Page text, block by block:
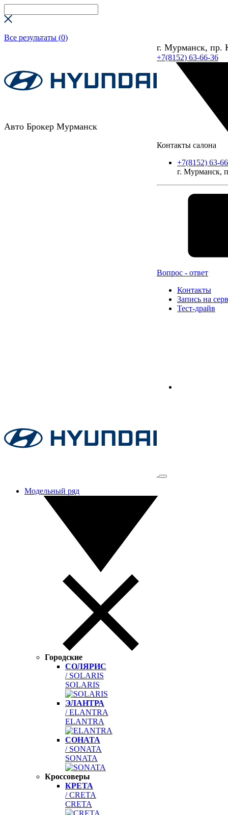
Все результаты (0)
Авто Брокер Мурманск
г. Мурманск, пр.
+7(8152) 63-66-36
Контакты салона
+7(8152) 63-
г. Мурманск,
Вопрос - ответ
Контакты
Запись на
Тест-драйв
Модельный ряд
Городские
СОЛЯРИС
/ SOLARIS
SOLARIS
ЭЛАНТРА
/ ELANTRA
ELANTRA
СОНАТА
/ SONATA
SONATA
Кроссоверы
КРЕТА
/ CRETA
CRETA